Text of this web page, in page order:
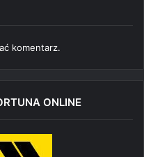
komentarz.
ONLINE